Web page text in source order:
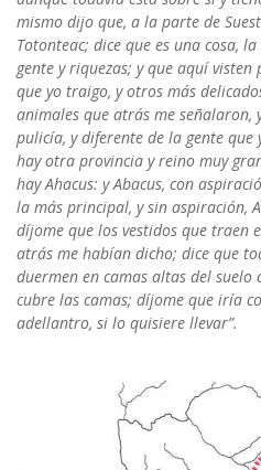
mismo dijo que, a la parte de
Totonteac; dice que es una cosa,
gente y riquezas; y que aquí visten
que yo traigo, y otros más
animales que atrás me señalaron,
pulicía, y diferente de la gente
hay otra provincia y reino muy
hay Ahacus: y Abacus, con
la más principal, y sin aspiración,
díjome que los vestidos que traen
atrás me habían dicho; dice que
duermen en camas altas del suelo
cubre las camas; díjome que iría
adellantro, si lo quisiere llevar”.